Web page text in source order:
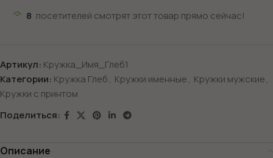
8 посетителей смотрят этот товар прямо сейчас!
Артикул: Кружка_Имя_Глеб1
Категории: Кружка Глеб, Кружки именные, Кружки мужские,
Кружки с принтом
Поделиться:
Описание